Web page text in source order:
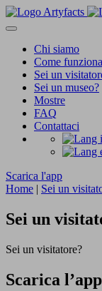
Chi siamo
Come funziona
Sei un
Sei un museo?
Mostre
FAQ
Contattaci
Scarica l'app
Home | Sei un
Sei un
Sei un visitatore?
Scarica